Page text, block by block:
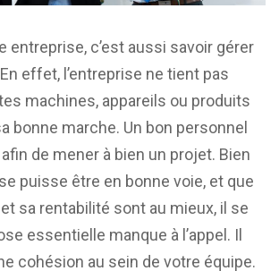
entreprise, c’est aussi savoir gérer
effet, l’entreprise ne tient pas
machines, appareils ou produits
bonne marche. Un bon personnel
de mener à bien un projet. Bien
puisse être en bonne voie, et que
sa rentabilité sont au mieux, il se
essentielle manque à l’appel. Il
cohésion au sein de votre équipe.